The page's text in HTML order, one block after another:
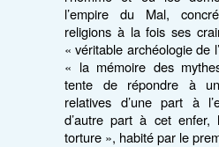
l’empire du Mal,
religions à la fois ses
« véritable archéologie de
« la mémoire des
tente de répondre à
relatives d’une part à
d’autre part à cet
torture », habité par le